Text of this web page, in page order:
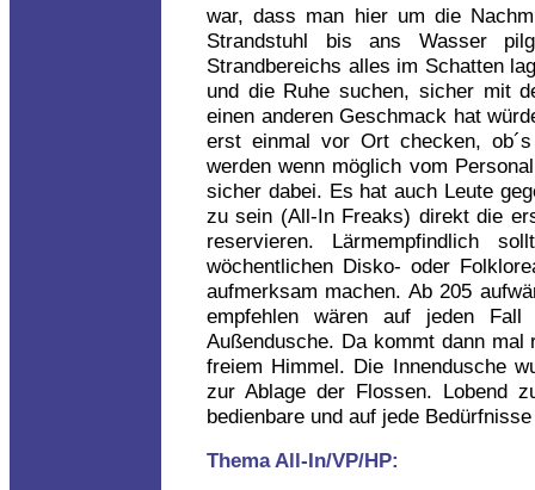
war, dass man hier um die
Strandstuhl bis ans Wasser
Strandbereichs alles im Schatten
und die Ruhe suchen, sicher mit
einen anderen Geschmack hat
erst einmal vor Ort checken,
werden wenn möglich vom
sicher dabei. Es hat auch Leute
zu sein (All-In Freaks) direkt die
reservieren. Lärmempfindlich
wöchentlichen Disko- oder
aufmerksam machen. Ab 205
empfehlen wären auf jeden
Außendusche. Da kommt dann
freiem Himmel. Die Innendusche
zur Ablage der Flossen. Lobend
bedienbare und auf jede
Thema All-In/VP/HP: